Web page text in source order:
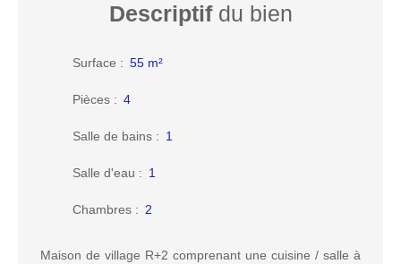
Descriptifdu bien
Surface : 55 m²
Pièces : 4
Salle de bains : 1
Salle d'eau : 1
Chambres : 2
Maison de village R+2 comprenant une cuisine / salle à